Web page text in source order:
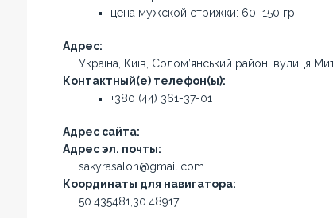
цена мужской стрижки: 60–150 грн
Адрес:
Україна, Київ, Солом’янський район, вулиця
Контактный(е) телефон(ы):
+380 (44) 361-37-01
Адрес сайта:
Адрес эл. почты:
sakyrasalon@gmail.com
Координаты для навигатора:
50.435481,30.48917